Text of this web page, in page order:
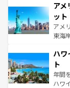
ンツ
の建
博物
こと
者向
着の
アメ
ット
アメ
東海
のよ
ンメ
西部
スト
ハワ
ト
年間
ハワ